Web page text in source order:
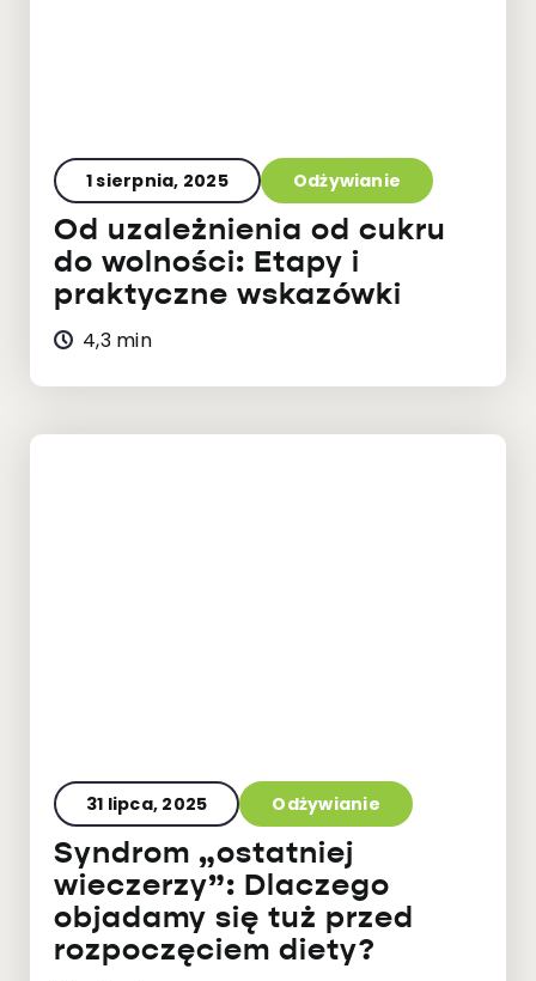
1 sierpnia, 2025 Odżywianie
Od uzależnienia od cukru
do wolności: Etapy i
praktyczne wskazówki
4,3 min
31 lipca, 2025 Odżywianie
Syndrom „ostatniej
wieczerzy”: Dlaczego
objadamy się tuż przed
rozpoczęciem diety?